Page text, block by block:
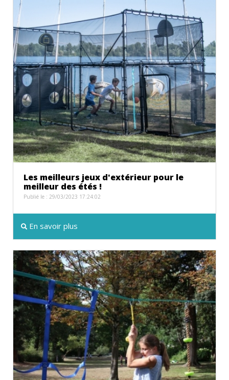
Les meilleurs jeux d'extérieur pour le
meilleur des étés !
Publié le : 29/03/2023 17:24:02
En savoir plus